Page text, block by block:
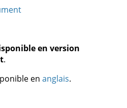
en version
.
en anglais.